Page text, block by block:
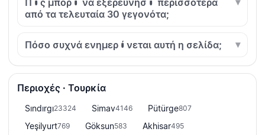
Πώς μπορώ να εξερευνήσω περισσότερα
από τα τελευταία 30 γεγονότα;
Πόσο συχνά ενημερώνεται αυτή η σελίδα;
Περιοχές · Τουρκία
Sındırgı23324 Simav4146 Pütürge807
Yeşilyurt769 Göksun583 Akhisar495